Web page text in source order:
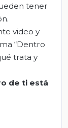
tener
video y
“Dentro
trata y
de ti está